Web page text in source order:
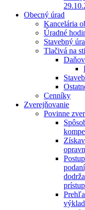
Obecný úrad
Kancelária
Úradné
Stavebný
Tlačivá na
Cenníky
Zverejňovanie
Povinne